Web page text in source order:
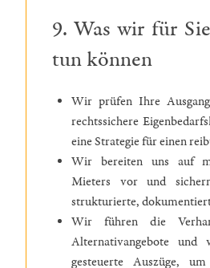
9. Was wir für
tun können
Wir prüfen Ihre
rechtssichere
eine Strategie für einen
Wir bereiten uns auf
Mieters vor und
strukturierte,
Wir führen die
Alternativangebote und
gesteuerte Auszüge,